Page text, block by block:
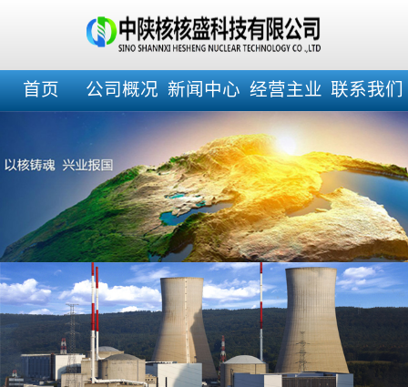
首页 公司概况 新闻中心 经营主业 联系我们